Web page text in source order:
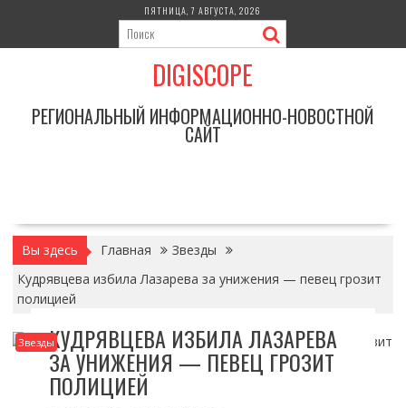
содержимому
ПЯТНИЦА, 7 АВГУСТА, 2026
DIGISCOPE
РЕГИОНАЛЬНЫЙ ИНФОРМАЦИОННО-НОВОСТНОЙ
САЙТ
Вы здесь Главная
Звезды
Кудрявцева избила Лазарева за унижения — певец грозит
полицией
ЗвездыКУДРЯВЦЕВА ИЗБИЛА ЛАЗАРЕВА
ЗА УНИЖЕНИЯ — ПЕВЕЦ ГРОЗИТ
ПОЛИЦИЕЙ